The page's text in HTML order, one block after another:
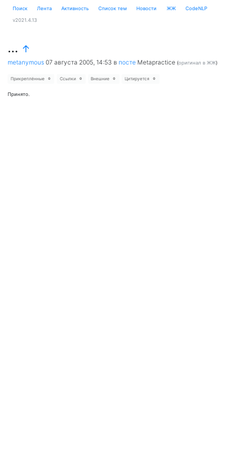
Поиск Лента Активность Cписок тем Новости ЖЖ CodeNLP
v2021.4.13
... ↑
metanymous 07 августа 2005, 14:53 в посте Metapractice (оригинал в ЖЖ)
Прикреплённые 0 Ссылки 0 Внешние 0 Цитируется 0
Принято.